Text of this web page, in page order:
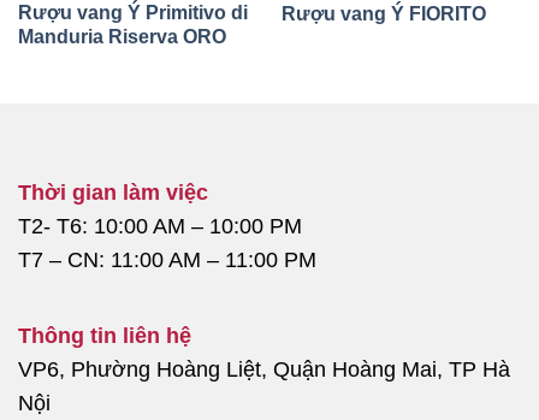
Rượu vang Ý Primitivo di
Manduria Riserva ORO
Rượu vang Ý FIORITO
Thời gian làm việc
T2- T6: 10:00 AM – 10:00 PM
T7 – CN: 11:00 AM – 11:00 PM
Thông tin liên hệ
VP6, Phường Hoàng Liệt, Quận Hoàng Mai, TP Hà
Nội